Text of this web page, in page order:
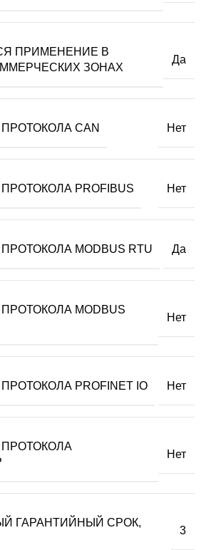
ПРИМЕНЕНИЕ В
ЗОНАХ
Да
CAN Нет
PROFIBUS Нет
MODBUS RTU Да
MODBUS
Нет
PROFINET IO Нет
Нет
ГАРАНТИЙНЫЙ СРОК,
3